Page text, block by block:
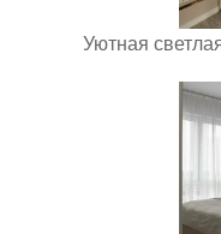
Уютная